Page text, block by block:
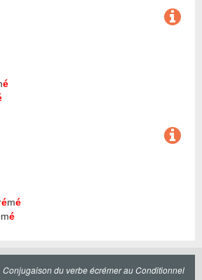
é
émé
mé
Conjugaison du verbe écrémer au Conditionnel